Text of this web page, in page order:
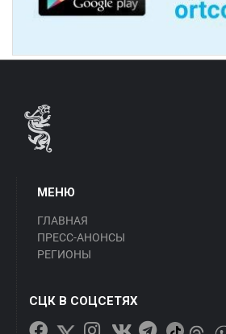
МЕНЮ
ГЛАВНАЯ
ПРЕСС-АНОНСЫ
РЕГИОНЫ
СЦК В СОЦСЕТЯХ